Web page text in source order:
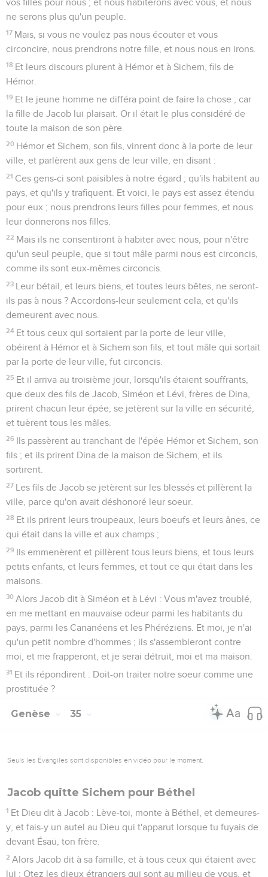
vos filles pour nous ; et nous habiterons avec vous, et nous
ne serons plus qu'un peuple.
17 Mais, si vous ne voulez pas nous écouter et vous
circoncire, nous prendrons notre fille, et nous nous en irons.
18 Et leurs discours plurent à Hémor et à Sichem, fils de
Hémor.
19 Et le jeune homme ne différa point de faire la chose ; car
la fille de Jacob lui plaisait. Or il était le plus considéré de
toute la maison de son père.
20 Hémor et Sichem, son fils, vinrent donc à la porte de leur
ville, et parlèrent aux gens de leur ville, en disant :
21 Ces gens-ci sont paisibles à notre égard ; qu'ils habitent au
pays, et qu'ils y trafiquent. Et voici, le pays est assez étendu
pour eux ; nous prendrons leurs filles pour femmes, et nous
leur donnerons nos filles.
22 Mais ils ne consentiront à habiter avec nous, pour n'être
qu'un seul peuple, que si tout mâle parmi nous est circoncis,
comme ils sont eux-mêmes circoncis.
23 Leur bétail, et leurs biens, et toutes leurs bêtes, ne seront-
ils pas à nous ? Accordons-leur seulement cela, et qu'ils
demeurent avec nous.
24 Et tous ceux qui sortaient par la porte de leur ville,
obéirent à Hémor et à Sichem son fils, et tout mâle qui sortait
par la porte de leur ville, fut circoncis.
25 Et il arriva au troisième jour, lorsqu'ils étaient souffrants,
que deux des fils de Jacob, Siméon et Lévi, frères de Dina,
prirent chacun leur épée, se jetèrent sur la ville en sécurité,
et tuèrent tous les mâles.
26 Ils passèrent au tranchant de l'épée Hémor et Sichem, son
fils ; et ils prirent Dina de la maison de Sichem, et ils
sortirent.
27 Les fils de Jacob se jetèrent sur les blessés et pillèrent la
ville, parce qu'on avait déshonoré leur soeur.
28 Et ils prirent leurs troupeaux, leurs boeufs et leurs ânes, ce
qui était dans la ville et aux champs ;
29 Ils emmenèrent et pillèrent tous leurs biens, et tous leurs
petits enfants, et leurs femmes, et tout ce qui était dans les
maisons.
30 Alors Jacob dit à Siméon et à Lévi : Vous m'avez troublé,
en me mettant en mauvaise odeur parmi les habitants du
pays, parmi les Cananéens et les Phéréziens. Et moi, je n'ai
qu'un petit nombre d'hommes ; ils s'assembleront contre
moi, et me frapperont, et je serai détruit, moi et ma maison.
31 Et ils répondirent : Doit-on traiter notre soeur comme une
prostituée ?
Genèse 35
Seuls les Évangiles sont disponibles en vidéo pour le moment.
Jacob quitte Sichem pour Béthel
1 Et Dieu dit à Jacob : Lève-toi, monte à Béthel, et demeures-
y, et fais-y un autel au Dieu qui t'apparut lorsque tu fuyais de
devant Ésaü, ton frère.
2 Alors Jacob dit à sa famille, et à tous ceux qui étaient avec
lui : Otez les dieux étrangers qui sont au milieu de vous, et